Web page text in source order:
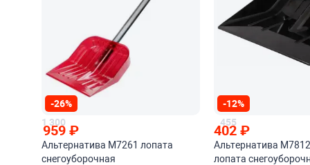
-26%
1 300
959₽
Альтернатива М7261 лопата
снегоуборочная
-12%
455
402₽
Альтернатива
лопата